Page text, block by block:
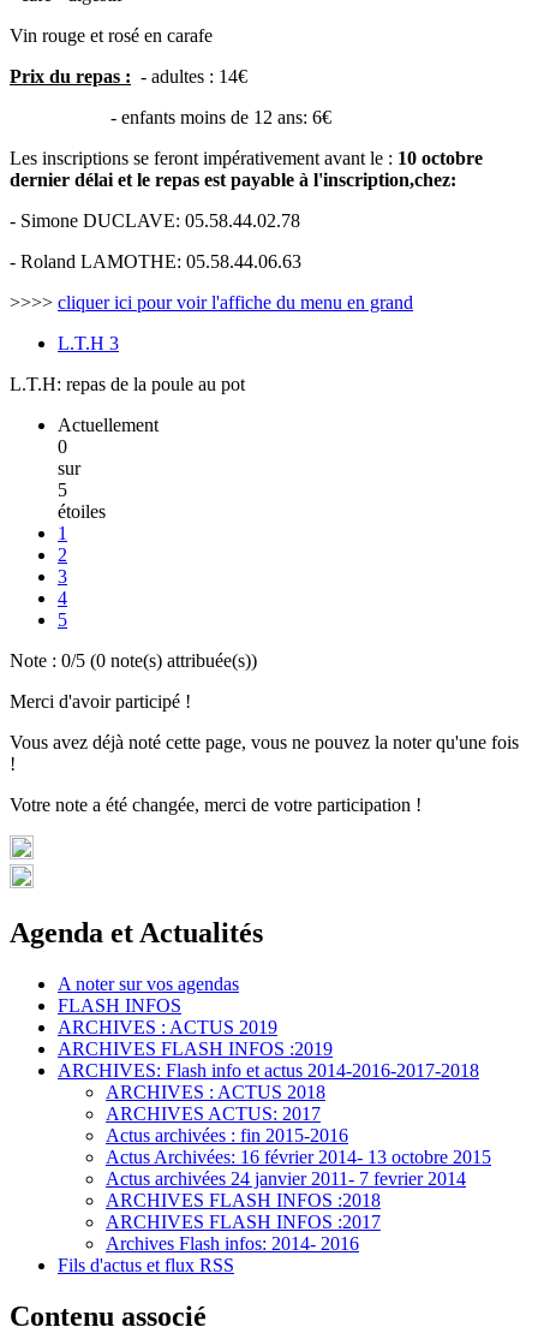
Vin rouge et rosé en carafe
Prix du repas : - adultes : 14€
- enfants moins de 12 ans: 6€
Les inscriptions se feront impérativement avant le : 10 octobre
dernier délai et le repas est payable à l'inscription,chez:
- Simone DUCLAVE: 05.58.44.02.78
- Roland LAMOTHE: 05.58.44.06.63
>>>> cliquer ici pour voir l'affiche du menu en grand
L.T.H 3
L.T.H: repas de la poule au pot
Actuellement
0
sur
5
étoiles
1
2
3
4
5
Note : 0/5 (0 note(s) attribuée(s))
Merci d'avoir participé !
Vous avez déjà noté cette page, vous ne pouvez la noter qu'une fois
!
Votre note a été changée, merci de votre participation !
Agenda et Actualités
A noter sur vos agendas
FLASH INFOS
ARCHIVES : ACTUS 2019
ARCHIVES FLASH INFOS :2019
ARCHIVES: Flash info et actus 2014-2016-2017-2018
ARCHIVES : ACTUS 2018
ARCHIVES ACTUS: 2017
Actus archivées : fin 2015-2016
Actus Archivées: 16 février 2014- 13 octobre 2015
Actus archivées 24 janvier 2011- 7 fevrier 2014
ARCHIVES FLASH INFOS :2018
ARCHIVES FLASH INFOS :2017
Archives Flash infos: 2014- 2016
Fils d'actus et flux RSS
Contenu associé